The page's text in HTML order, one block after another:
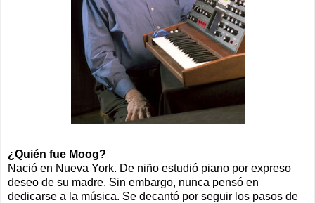
¿Quién fue Moog?
Nació en Nueva York. De niño estudió piano por expreso
deseo de su madre. Sin embargo, nunca pensó en
dedicarse a la música. Se decantó por seguir los pasos de